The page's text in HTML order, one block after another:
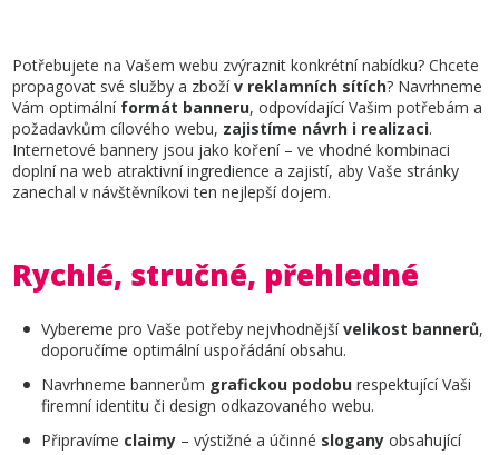
Potřebujete na Vašem webu zvýraznit konkrétní nabídku? Chcete
propagovat své služby a zbožív reklamních sítích? Navrhneme
Vám optimální formát banneru, odpovídající Vašim potřebám a
požadavkům cílového webu, zajistíme návrh i realizaci.
Internetové bannery jsou jako koření – ve vhodné kombinaci
doplní na web atraktivní ingredience a zajistí, aby Vaše stránky
zanechal v návštěvníkovi ten nejlepší dojem.
Rychlé, stručné, přehledné
Vybereme pro Vaše potřeby nejvhodnějšívelikost bannerů,
doporučíme optimální uspořádání obsahu.
Navrhneme bannerům grafickou podobu respektující Vaši
firemní identitu či design odkazovaného webu.
Připravíme claimy – výstižné a účinné slogany obsahující